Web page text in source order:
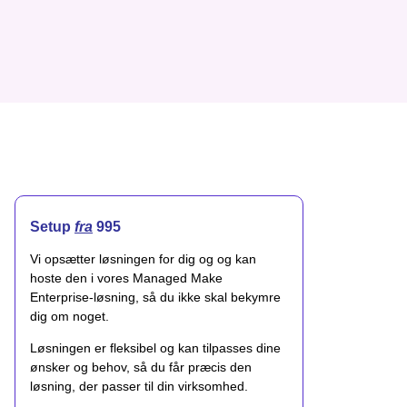
Setup fra 995
Vi opsætter løsningen for dig og og kan
hoste den i vores Managed Make
Enterprise-løsning, så du ikke skal bekymre
dig om noget.
Løsningen er fleksibel og kan tilpasses dine
ønsker og behov, så du får præcis den
løsning, der passer til din virksomhed.